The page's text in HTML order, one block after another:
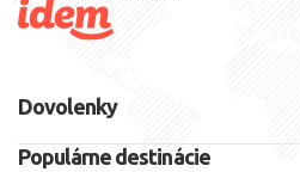
Dovolenky
Populárne destinácie